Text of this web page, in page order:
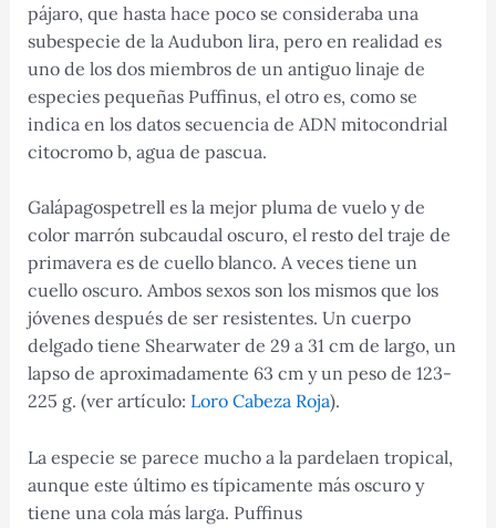
pájaro, que hasta hace poco se consideraba una
subespecie de la Audubon lira, pero en realidad es
uno de los dos miembros de un antiguo linaje de
especies pequeñas Puffinus, el otro es, como se
indica en los datos secuencia de ADN mitocondrial
citocromo b, agua de pascua.
Galápagospetrell es la mejor pluma de vuelo y de
color marrón subcaudal oscuro, el resto del traje de
primavera es de cuello blanco. A veces tiene un
cuello oscuro. Ambos sexos son los mismos que los
jóvenes después de ser resistentes. Un cuerpo
delgado tiene Shearwater de 29 a 31 cm de largo, un
lapso de aproximadamente 63 cm y un peso de 123-
225 g. (ver artículo: Loro Cabeza Roja).
La especie se parece mucho a la pardelaen tropical,
aunque este último es típicamente más oscuro y
tiene una cola más larga. Puffinus